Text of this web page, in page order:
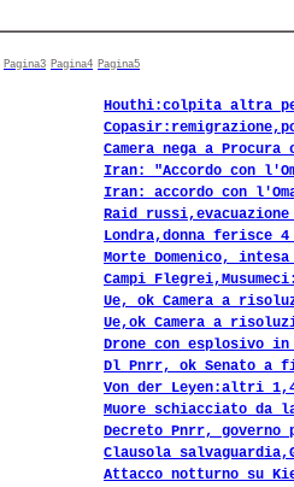
Pagina3 Pagina4 Pagina5
Houthi:colpita altra
Camera nega a
Iran: "Accordo con
Iran: accordo con
Raid
Londra,donna ferisce
Morte Domenico,
Campi
Ue, ok Camera a
Ue,ok Camera a
Drone con esplosivo
Dl Pnrr, ok Senato a
Von der Leyen:altri
Muore schiacciato da
Decreto Pnrr,
Clausola
Attacco notturno su